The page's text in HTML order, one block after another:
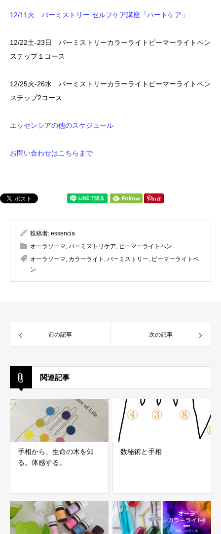
12/11火 パーミストリー セルフケア講座「ハートケア」
12/22土-23日 パーミストリーカラーライトビーマーライトペン
ステップ１コース
12/25火-26水 パーミストリーカラーライトビーマーライトペン
ステップ2コース
エッセンシアの他のスケジュール
お問い合わせはこちらまで
投稿者: essencia
オーラソーマ, パーミストリケア, ビーマーライトペン
オーラソーマ, カラーライト , パーミストリー, ビーマーライトペ
ン
前の記事 次の記事
関連記事
手相から、生命の木を知
る。体感する。
数秘術と手相